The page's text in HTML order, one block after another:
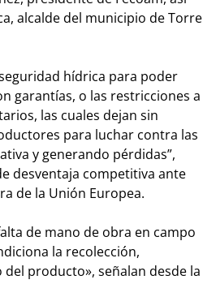
alcalde del municipio de Torre
hídrica para poder
garantías, o las restricciones a
las cuales dejan sin
para luchar contra las
y generando pérdidas”,
desventaja competitiva ante
de la Unión Europea.
de mano de obra en campo
la recolección,
del producto», señalan desde la